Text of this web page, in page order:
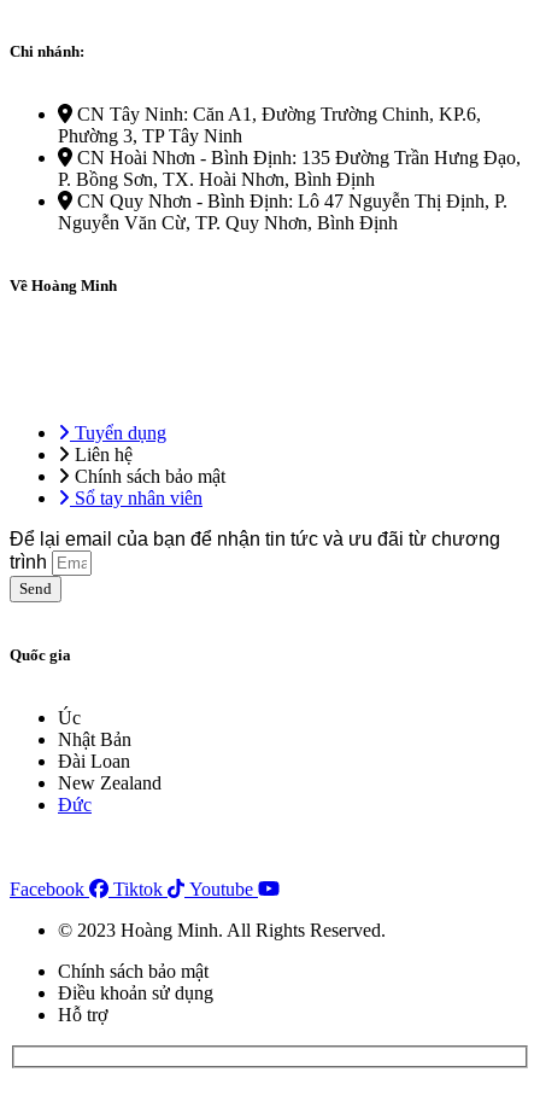
Chi nhánh:
CN Tây Ninh: Căn A1, Đường Trường Chinh, KP.6,
Phường 3, TP Tây Ninh
CN Hoài Nhơn - Bình Định: 135 Đường Trần Hưng Đạo,
P. Bồng Sơn, TX. Hoài Nhơn, Bình Định
CN Quy Nhơn - Bình Định: Lô 47 Nguyễn Thị Định, P.
Nguyễn Văn Cừ, TP. Quy Nhơn, Bình Định
Về Hoàng Minh
Tuyển dụng
Liên hệ
Chính sách bảo mật
Sổ tay nhân viên
Để lại email của bạn để nhận tin tức và ưu đãi từ chương
trình
Send
Quốc gia
Úc
Nhật Bản
Đài Loan
New Zealand
Đức
Facebook Tiktok
Youtube
© 2023 Hoàng Minh. All Rights Reserved.
Chính sách bảo mật
Điều khoản sử dụng
Hỗ trợ